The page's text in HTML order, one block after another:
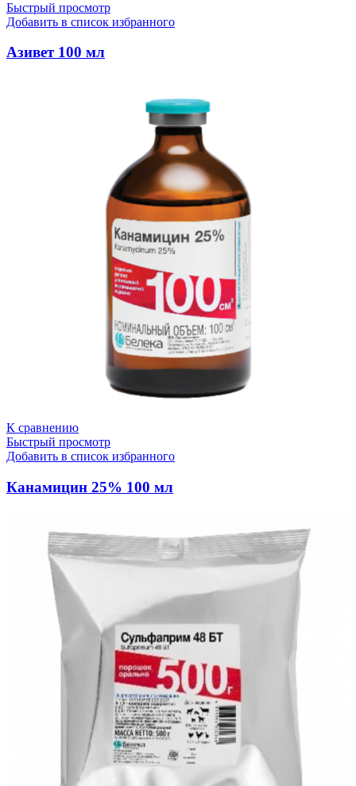
Быстрый просмотр
Добавить в список избранного
Азивет 100 мл
К сравнению
Быстрый просмотр
Добавить в список избранного
Канамицин 25% 100 мл